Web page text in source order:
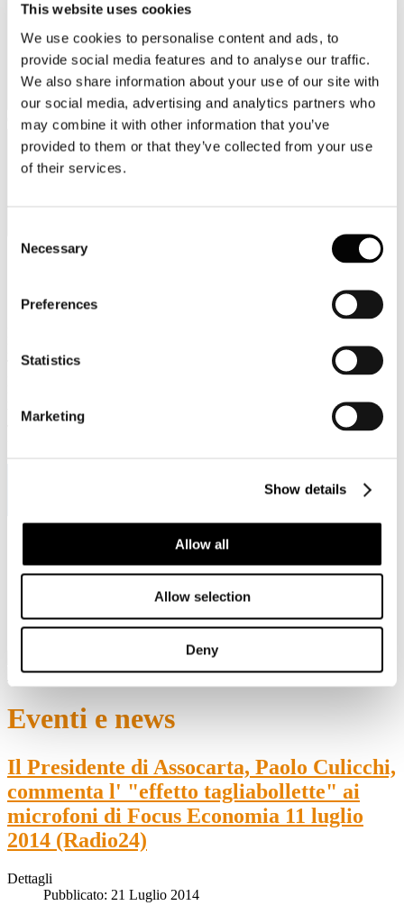
This website uses cookies
We use cookies to personalise content and ads, to
provide social media features and to analyse our traffic.
We also share information about your use of our site with
our social media, advertising and analytics partners who
may combine it with other information that you’ve
provided to them or that they’ve collected from your use
of their services.
Selection
Necessary
Preferences
Statistics
Marketing
Show details
Allow all
Allow selection
Deny
Categorie merceologiche
Tel. +39 02-290.03018 r.a
Viale Pasteur, 8/10 - 00144 Roma
Home
Eventi e news
Il Presidente di Assocarta, Paolo Culicchi, commenta l'
luglio 2014 (Radio24)
Eventi e news
Il Presidente di Assocarta, Paolo Culicchi,
commenta l' "effetto tagliabollette" ai
microfoni di Focus Economia 11 luglio
2014 (Radio24)
Dettagli
Pubblicato: 21 Luglio 2014